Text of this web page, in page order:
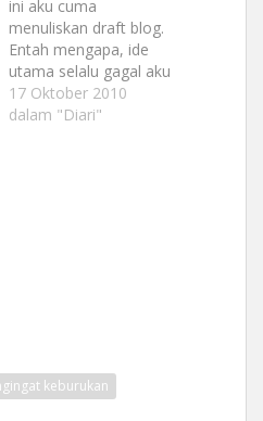
ini aku cuma
menuliskan draft blog.
Entah mengapa, ide
utama selalu gagal aku
sajikan seutuhnya,
lantas merasa sayang
17 Oktober 2010
dalam "Diari"
keburukan